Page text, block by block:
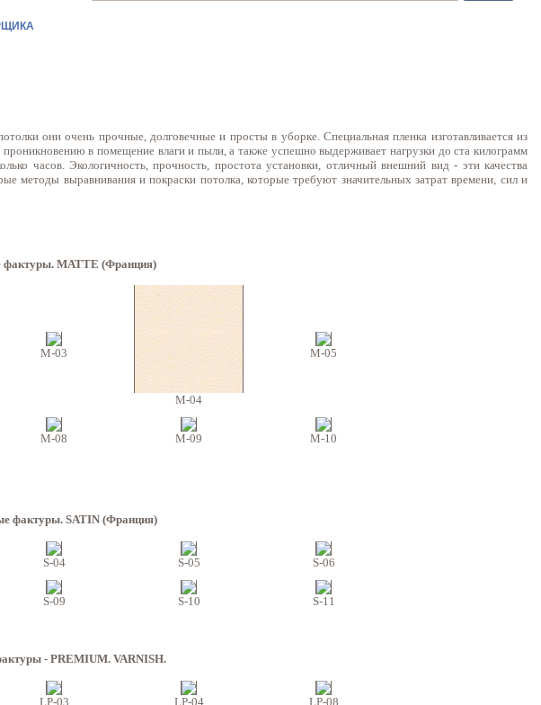
они очень прочные, долговечные и просты в уборке. Специальная пленка изготавливается из
проникновению в помещение влаги и пыли, а также успешно выдерживает нагрузки до ста килограмм
часов. Экологичность, прочность, простота установки, отличный внешний вид - эти качества
методы выравнивания и покраски потолка, которые требуют значительных затрат времени, сил и
MATTE (Франция)
M-03
M-04
M-05
M-08 M-09
M-10
фактуры. SATIN (Франция)
S-04 S-05 S-06
S-09 S-10 S-11
- PREMIUM. VARNISH.
LP-03 LP-04 LP-08